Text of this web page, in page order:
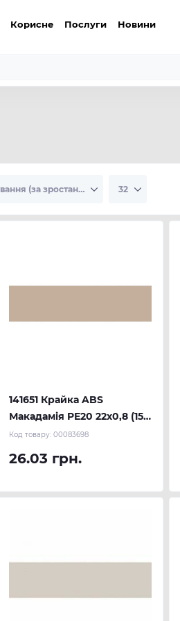
Корисне Послуги Новини
141651 Крайка ABS
Макадамія PE20 22х0,8 (150
м.п.) REHAU
Код товару: 00083698
26.03 грн.